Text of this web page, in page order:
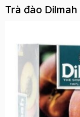
Trà đào Dilmah